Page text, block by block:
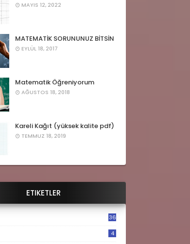
MAYIS 12, 2022
MATEMATİK SORUNUNUZ BİTSİN
EYLÜL 18, 2017
Matematik Öğreniyorum
AĞUSTOS 18, 2018
Kareli Kağıt (yüksek kalite pdf)
TEMMUZ 18, 2019
ETIKETLER
36
4